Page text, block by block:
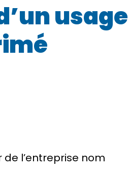
l’entreprise nom